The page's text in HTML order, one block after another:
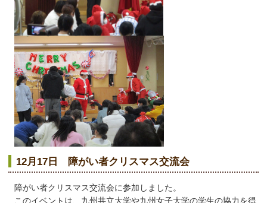
12月17日 障がい者クリスマス交流会
障がい者クリスマス交流会に参加しました。
このイベントは、九州共立大学や九州女子大学の学生の協力を得